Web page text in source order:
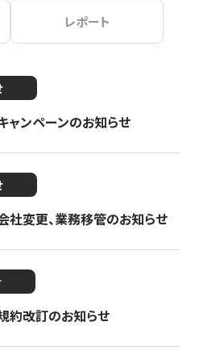
レポート
ンペーンのお知らせ
社変更、業務移管のお知らせ
約改訂のお知らせ